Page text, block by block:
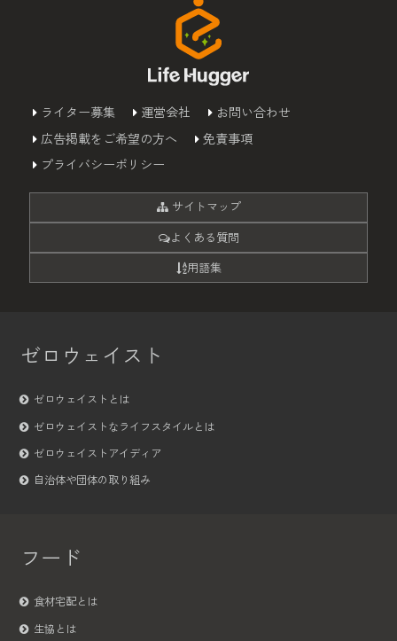
ライター募集 運営会社
お問い合わせ
広告掲載をご希望の方へ
免責事項
プライバシーポリシー
サイトマップ
よくある質問
用語集
ゼロウェイスト
ゼロウェイストとは
ゼロウェイストなライフスタイルとは
ゼロウェイストアイディア
自治体や団体の取り組み
フード
食材宅配とは
生協とは